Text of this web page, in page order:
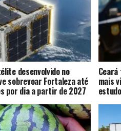
desenvolvido no
sobrevoar Fortaleza até
por dia a partir de 2027
mais